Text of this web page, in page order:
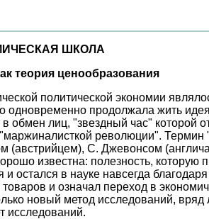
ШКОЛА
теория ценообразования
политической экономии
одновременно продолжала жить
обмен лиц, "звездный час" которой
революции". Термин
(австрийцем), С. Джевонсом
известна: полезность,
и остался в науке навсегда
и означал переход в
новый метод исследований,
исследований.